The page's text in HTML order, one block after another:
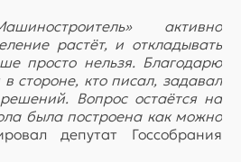
активно
растёт, и откладывать
просто нельзя. Благодарю
в стороне, кто писал, задавал
Вопрос остаётся на
была построена как можно
депутат Госсобрания